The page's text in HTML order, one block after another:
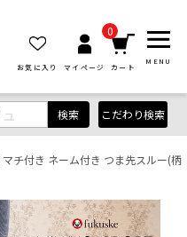
お気に入り マイページ
0
カート
MENU
検索 こだわり検索
マチ付き ネーム付き つま先スルー(柄